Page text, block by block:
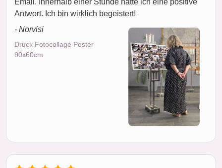
Email. Innerhalb einer Stunde hatte ich eine positive
Antwort. Ich bin wirklich begeistert!
- Norvisi
Druck Fotocollage Poster
90x60cm